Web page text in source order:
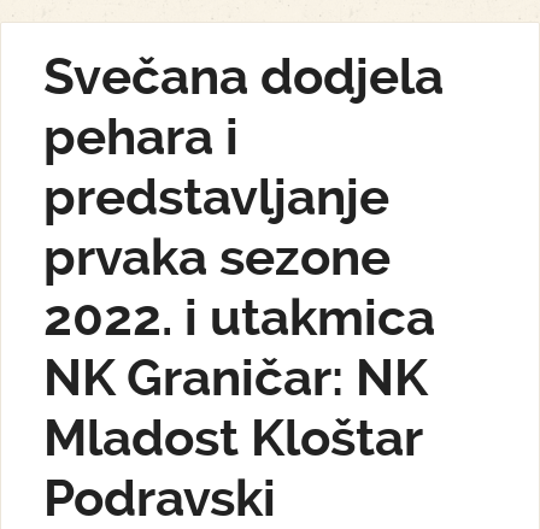
Svečana dodjela
pehara i
predstavljanje
prvaka sezone
2022. i utakmica
NK Graničar: NK
Mladost Kloštar
Podravski